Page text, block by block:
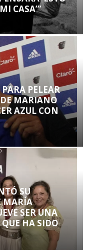
CASA’”
PELEAR
MARIANO
AZUL CON
SU
MARÍA
SER UNA
HA SIDO